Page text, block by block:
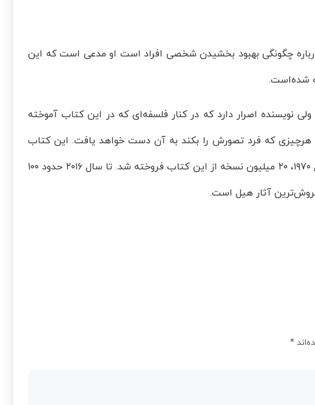
هیل در سال ۱۹۳۷ نوشته شده و درباره چگونگی بهبود بخشیدن شخصی افراد است او مدعی است که این
شده‌‌است.
نویسنده اصرار دارد که در کنار فلسفه‌ای که در این کتاب آموخته
که فرد تصورش را بکند به آن دست خواهد یافت. این کتاب
اولین بار در زمان رکود بزرگ منتشر شد. تا زمان مرگ هیل در سال ۱۹۷۰، ۲۰ میلیون نسخه از این کتاب فروخته شد. تا سال ۲۰۱۶ حدود ۱۰۰
آثار هیل است.
*